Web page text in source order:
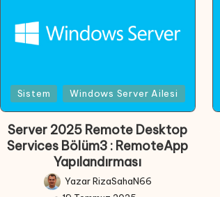
Posted
in
Sistem Windows Server Ailesi
Server 2025 Remote Desktop
Services Bölüm3 : RemoteApp
Yapılandırması
Posted
YazarRizaSahaN66